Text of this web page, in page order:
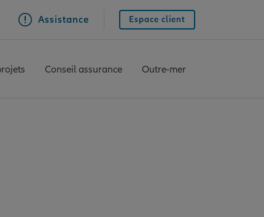
Assistance Espace client
Conseil assurance Outre-mer